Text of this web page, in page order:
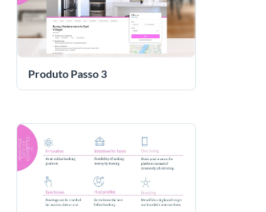
Produto Passo 3